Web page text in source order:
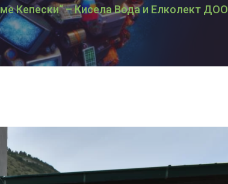
Кепески“ – Кисела Вода и Елколект ДОО